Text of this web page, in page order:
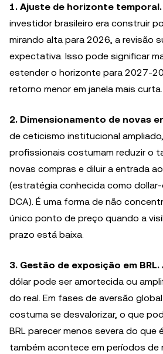
1. Ajuste de horizonte temporal.
investidor brasileiro era construir
mirando alta para 2026, a revisão
expectativa. Isso pode significar
estender o horizonte para 2027-
retorno menor em janela mais curta.
2. Dimensionamento de novas
de ceticismo institucional
profissionais costumam reduzir o
novas compras e diluir a entrada
(estratégia conhecida como
DCA). É uma forma de não
único ponto de preço quando a
prazo está baixa.
3. Gestão de exposição em BRL.
dólar pode ser amortecida ou
do real. Em fases de aversão
costuma se desvalorizar, o que
BRL parecer menos severa do que
também acontece em períodos de